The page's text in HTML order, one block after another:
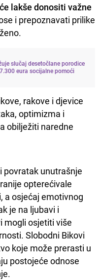
lakše donositi važne
i prepoznavati prilike
slučaj desetočlane porodice
eura socijalne pomoći
rakove i djevice
optimizma i
obilježiti naredne
povratak unutrašnje
opterećivale
a osjećaj emotivnog
je na ljubavi i
mogli osjetiti više
Slobodni Bikovi
koje može prerasti u
postojeće odnose